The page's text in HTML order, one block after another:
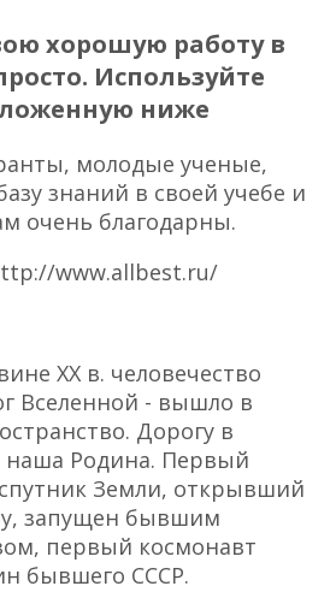
хорошую работу в
Используйте
ниже
молодые ученые,
знаний в своей учебе и
очень благодарны.
www.allbest.ru/
XX в. человечество
Вселенной - вышло в
Дорогу в
наша Родина. Первый
Земли, открывший
запущен бывшим
первый космонавт
бывшего СССР.